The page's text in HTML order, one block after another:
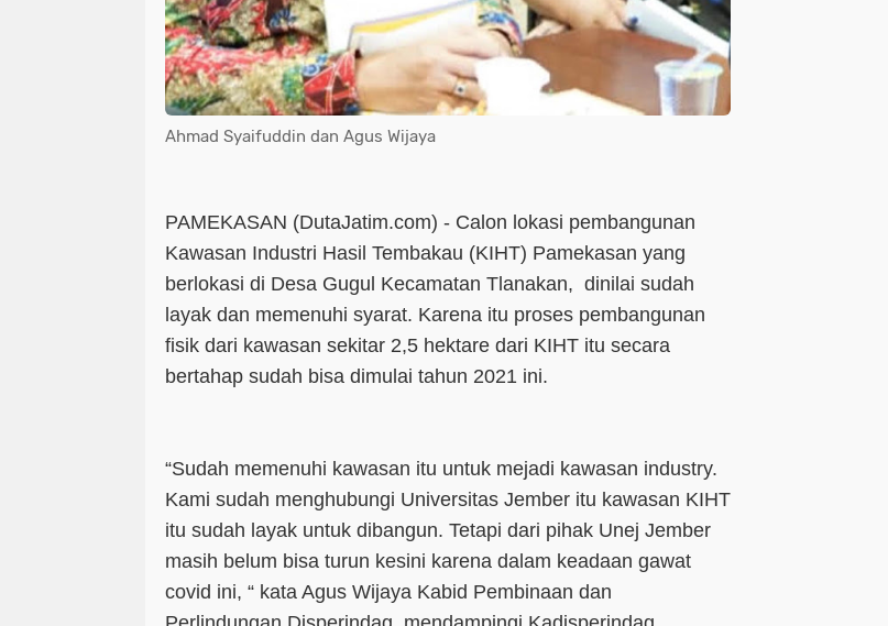
Ahmad Syaifuddin dan Agus Wijaya
PAMEKASAN (DutaJatim.com) - Calon lokasi pembangunan
Kawasan Industri Hasil Tembakau (KIHT) Pamekasan yang
berlokasi di Desa Gugul Kecamatan Tlanakan, dinilai sudah
layak dan memenuhi syarat. Karena itu proses pembangunan
fisik dari kawasan sekitar 2,5 hektare dari KIHT itu secara
bertahap sudah bisa dimulai tahun 2021 ini.
“Sudah memenuhi kawasan itu untuk mejadi kawasan industry.
Kami sudah menghubungi Universitas Jember itu kawasan KIHT
itu sudah layak untuk dibangun. Tetapi dari pihak Unej Jember
masih belum bisa turun kesini karena dalam keadaan gawat
covid ini, “ kata Agus Wijaya Kabid Pembinaan dan